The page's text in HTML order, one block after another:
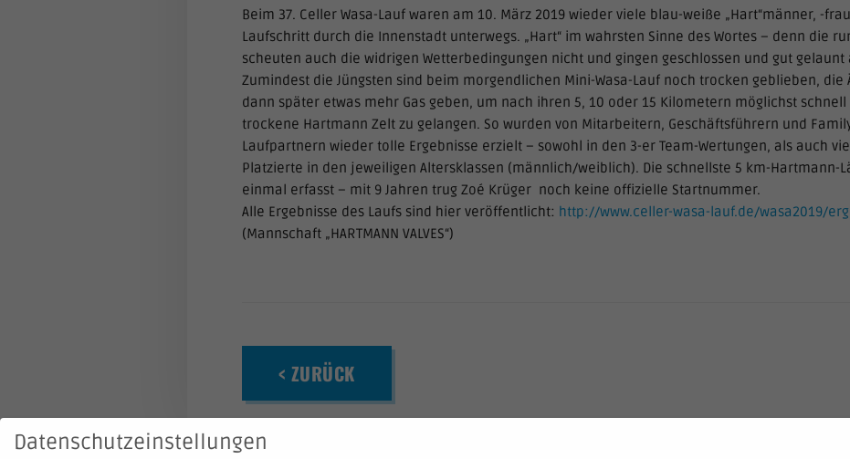
Beim 37. Celler Wasa-Lauf waren am 10. März 2019 wieder viele blau-weiße „Hart“männer, -
Laufschritt durch die Innenstadt unterwegs. „Hart“ im wahrsten Sinne des Wortes – denn die
scheuten auch die widrigen Wetterbedingungen nicht und gingen geschlossen und gut gelaunt
Zumindest die Jüngsten sind beim morgendlichen Mini-Wasa-Lauf noch trocken geblieben, die
dann später etwas mehr Gas geben, um nach ihren 5, 10 oder 15 Kilometern möglichst
trockene Hartmann Zelt zu gelangen. So wurden von Mitarbeitern, Geschäftsführern und
Laufpartnern wieder tolle Ergebnisse erzielt – sowohl in den 3-er Team-Wertungen, als auch
Platzierte in den jeweiligen Altersklassen (männlich/weiblich). Die schnellste 5 km-Hartmann-
einmal erfasst – mit 9 Jahren trug Zoé Krüger noch keine offizielle Startnummer.
Alle Ergebnisse des Laufs sind hier veröffentlicht: http://www.celler-wasa-lauf.de/wasa2019/
(Mannschaft „HARTMANN VALVES“)
< ZURÜCK
Datenschutzeinstellungen